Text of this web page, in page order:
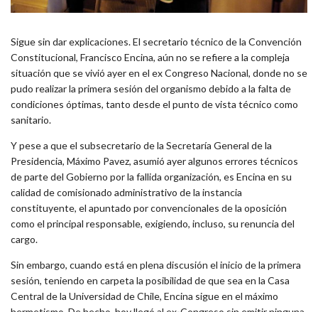
Sigue sin dar explicaciones. El secretario técnico de la Convención
Constitucional, Francisco Encina, aún no se refiere a la compleja
situación que se vivió ayer en el ex Congreso Nacional, donde no se
pudo realizar la primera sesión del organismo debido a la falta de
condiciones óptimas, tanto desde el punto de vista técnico como
sanitario.
Y pese a que el subsecretario de la Secretaría General de la
Presidencia, Máximo Pavez, asumió ayer algunos errores técnicos
de parte del Gobierno por la fallida organización, es Encina en su
calidad de comisionado administrativo de la instancia
constituyente, el apuntado por convencionales de la oposición
como el principal responsable, exigiendo, incluso, su renuncia del
cargo.
Sin embargo, cuando está en plena discusión el inicio de la primera
sesión, teniendo en carpeta la posibilidad de que sea en la Casa
Central de la Universidad de Chile, Encina sigue en el máximo